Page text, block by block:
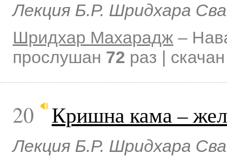
Лекция Б.Р. Шридхара
Шридхар Махарадж –
прослушан 72 раз |
20 Кришна кама –
Лекция Б.Р. Шридхара